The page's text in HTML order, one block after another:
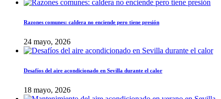
Razones comunes: caldera no enciende pero tiene presión
24 mayo, 2026
Desafíos del aire acondicionado en Sevilla durante el calor
18 mayo, 2026